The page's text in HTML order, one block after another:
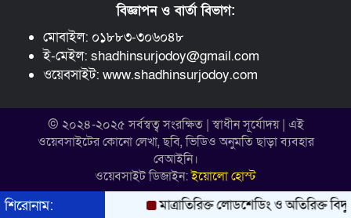
বিজ্ঞাপন ও বার্তা বিভাগ:
মোবাইল: ০১৮৮৩-৩০৬০৪৮
ই-মেইল: shadhinsurjodoy@gmail.com
ওয়েবসাইট: www.shadhinsurjodoy.com
শিরোনাম: মাত্রাতিরিক্ত লোডশেডিং ও অতিরিক্ত বিদ্যুৎ
© ২০২৪-২০২৫ সর্বস্বত্ব সংরক্ষিত | স্বাধীন সূর্যোদয় | এই
ওয়েবসাইটের কোনো লেখা, ছবি, ভিডিও অনুমতি ছাড়া ব্যবহার
বেআইনি।
ওয়েবসাইট ডিজাইন:ইয়োলো হোস্ট